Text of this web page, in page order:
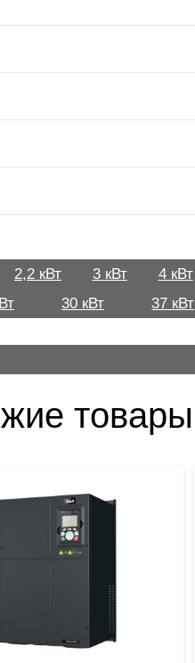
2,2 кВт 3 кВт 4 кВт
30 кВт 37 кВт
товары